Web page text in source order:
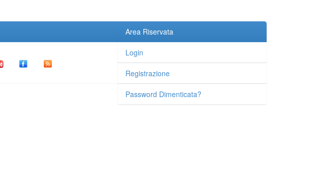
Area Riservata
Login
Registrazione
Password Dimenticata?